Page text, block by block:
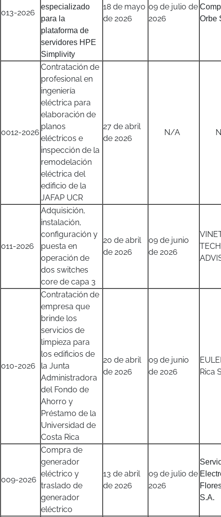
013-2026
especializado
para la
plataforma de
servidores HPE
Simplivity
18 de mayo
de 2026
09 de julio de
2026
Orbe
0012-2026
Contratación de
profesional en
ingeniería
eléctrica para
elaboración de
planos
eléctricos e
inspección de la
remodelación
eléctrica del
edificio de la
JAFAP UCR
27 de abril
de 2026
N/A
011-2026
Adquisición,
instalación,
configuración y
puesta en
operación de
dos switches
core de capa 3
20 de abril
de 2026
09 de junio
de 2026
010-2026
Contratación de
empresa que
brinde los
servicios de
limpieza para
los edificios de
la Junta
Administradora
del Fondo de
Ahorro y
Préstamo de la
Universidad de
Costa Rica
20 de abril
de 2026
09 de junio
de 2026
Rica
009-2026
Compra de
generador
eléctrico y
traslado de
generador
eléctrico
13 de abril
de 2026
09 de julio de
2026
S.A.